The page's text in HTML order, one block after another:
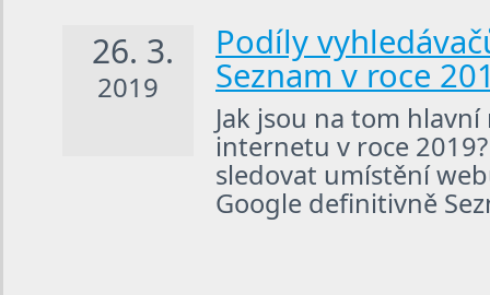
26. 3.
2019
Podíly
Seznam v roce
Jak jsou na tom
internetu v roce
sledovat umístění
Google definitivně